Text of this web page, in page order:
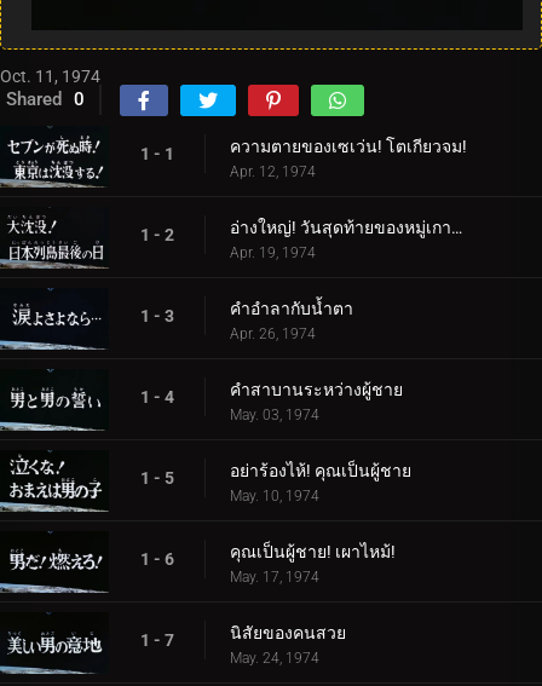
Oct. 11, 1974
Shared 0
1 - 1 ความตายของเซเว่น! โตเกียวจม!
Apr. 12, 1974
1 - 2 อ่างใหญ่! วันสุดท้ายของหมู่เกาะญี่ปุ่น
Apr. 19, 1974
1 - 3 คำอำลากับน้ำตา
Apr. 26, 1974
1 - 4 คำสาบานระหว่างผู้ชาย
May. 03, 1974
1 - 5 อย่าร้องไห้! คุณเป็นผู้ชาย
May. 10, 1974
1 - 6 คุณเป็นผู้ชาย! เผาไหม้!
May. 17, 1974
1 - 7 นิสัยของคนสวย
May. 24, 1974